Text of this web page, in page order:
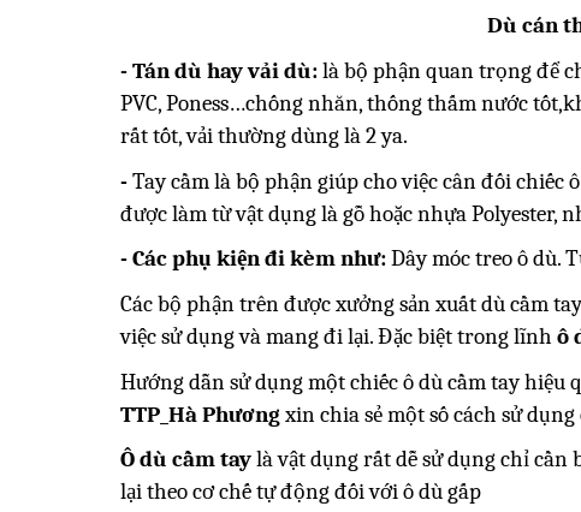
Dù cán
- Tán dù hay vải dù:là bộ phận quan trọng để
PVC, Poness…chống nhăn, thống thấm nước
rất tốt, vải thường dùng là 2 ya.
-Tay cầm là bộ phận giúp cho việc cân đối chiếc
được làm từ vật dụng là gỗ hoặc nhựa Polyester,
- Các phụ kiện đi kèm như:Dây móc treo ô dù.
Các bộ phận trên được xưởng sản xuất dù cầm
việc sử dụng và mang đi lại. Đặc biệt trong lĩnh ô
Hướng dẫn sử dụng một chiếc ô dù cầm tay hiệu
TTP_Hà Phương xin chia sẻ một số cách sử
Ô dù cầm taylà vật dụng rất dễ sử dụng chỉ cần
lại theo cơ chế tự động đối với ô dù gấp